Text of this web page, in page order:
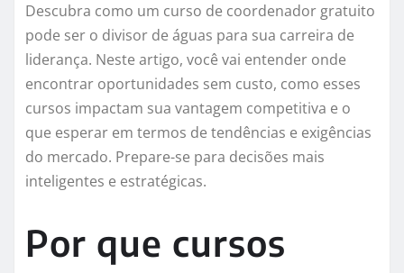
Descubra como um curso de coordenador gratuito
pode ser o divisor de águas para sua carreira de
liderança. Neste artigo, você vai entender onde
encontrar oportunidades sem custo, como esses
cursos impactam sua vantagem competitiva e o
que esperar em termos de tendências e exigências
do mercado. Prepare-se para decisões mais
inteligentes e estratégicas.
Por que cursos